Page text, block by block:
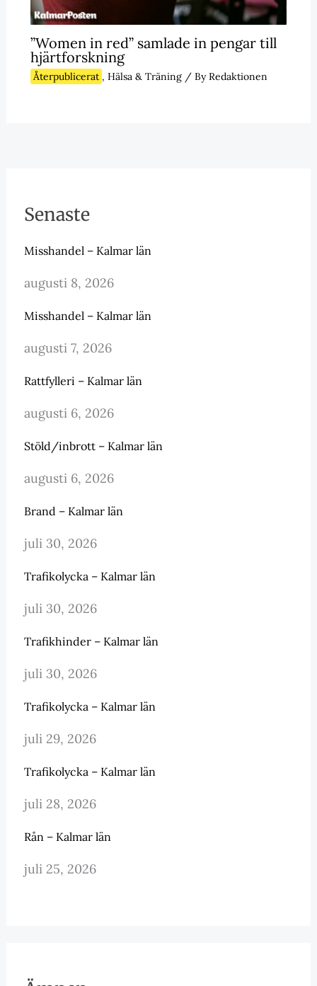
”Women in red” samlade in pengar till
hjärtforskning
Återpublicerat , Hälsa & Träning/ ByRedaktionen
Senaste
Misshandel – Kalmar län
augusti 8, 2026
Misshandel – Kalmar län
augusti 7, 2026
Rattfylleri – Kalmar län
augusti 6, 2026
Stöld/inbrott – Kalmar län
augusti 6, 2026
Brand – Kalmar län
juli 30, 2026
Trafikolycka – Kalmar län
juli 30, 2026
Trafikhinder – Kalmar län
juli 30, 2026
Trafikolycka – Kalmar län
juli 29, 2026
Trafikolycka – Kalmar län
juli 28, 2026
Rån – Kalmar län
juli 25, 2026